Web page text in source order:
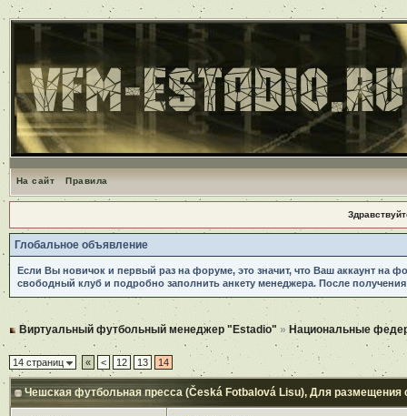
На сайт Правила
Глобальное объявление
Если Вы новичок и первый раз на форуме, это значит, что Ваш аккаунт на
свободный клуб и подробно заполнить анкету менеджера. После
Виртуальный футбольный менеджер "Estadio" » Национальные
14 страниц « < 12 13 14
Чешская футбольная пресса (Česká Fotbalová Lisu), Для размещения